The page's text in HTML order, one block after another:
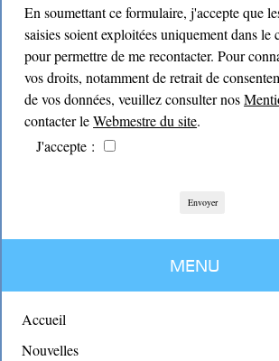
Menu
Accueil
Nouvelles
En soumettant ce formulaire, j'accepte que
saisies soient exploitées uniquement dans le
pour permettre de me recontacter. Pour
vos droits, notamment de retrait de
de vos données, veuillez consulter nos
contacter leWebmestre du site.
J'accepte :
Envoyer